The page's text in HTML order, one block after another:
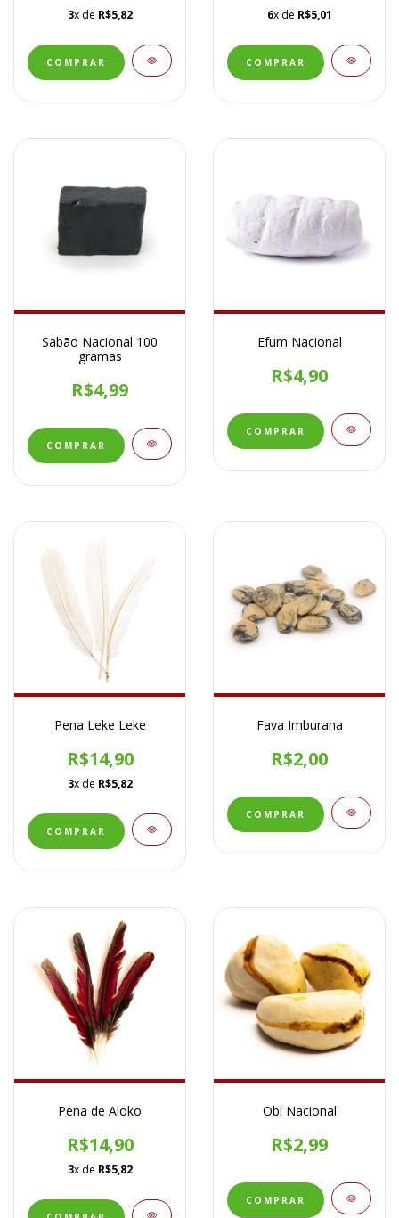
3x de R$5,82 6x de R$5,01
Sabão Nacional 100
gramas
R$4,99
Efum Nacional
R$4,90
Pena Leke Leke
R$14,90
3x de R$5,82
Fava Imburana
R$2,00
Pena de Aloko
R$14,90
3x de R$5,82
Obi Nacional
R$2,99